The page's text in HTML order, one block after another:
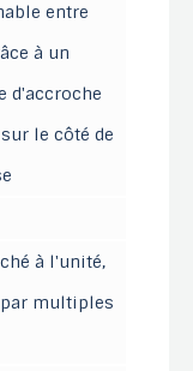
entre
à un
d'accroche
le côté de
à l'unité,
multiples